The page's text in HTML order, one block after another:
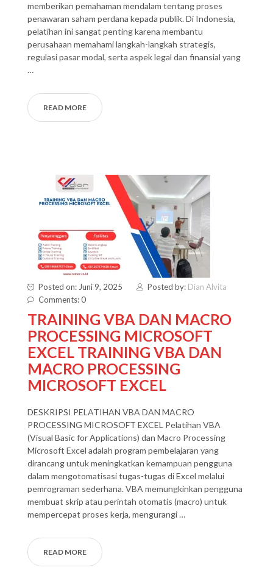
memberikan pemahaman mendalam tentang proses
penawaran saham perdana kepada publik. Di Indonesia,
pelatihan ini sangat penting karena membantu
perusahaan memahami langkah-langkah strategis,
regulasi pasar modal, serta aspek legal dan finansial yang
…
READ MORE
Posted on: Juni 9, 2025 Posted by: Dian Alvita
Comments: 0
TRAINING VBA DAN MACRO
PROCESSING MICROSOFT
EXCEL TRAINING VBA DAN
MACRO PROCESSING
MICROSOFT EXCEL
DESKRIPSI PELATIHAN VBA DAN MACRO
PROCESSING MICROSOFT EXCEL Pelatihan VBA
(Visual Basic for Applications) dan Macro Processing
Microsoft Excel adalah program pembelajaran yang
dirancang untuk meningkatkan kemampuan pengguna
dalam mengotomatisasi tugas-tugas di Excel melalui
pemrograman sederhana. VBA memungkinkan pengguna
membuat skrip atau perintah otomatis (macro) untuk
mempercepat proses kerja, mengurangi …
READ MORE